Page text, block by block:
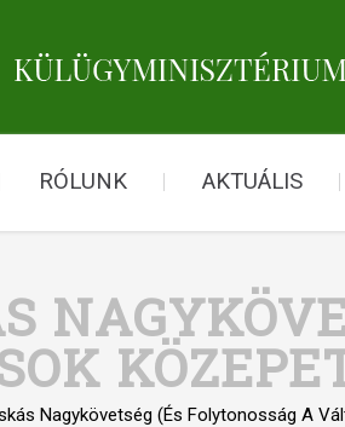
RÓLUNK AKTUÁLIS
Nagykövetség (és Folytonosság A